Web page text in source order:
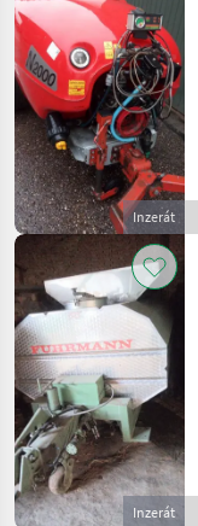
Inzerát
Inzerát